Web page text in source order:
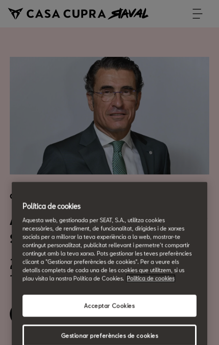
CASA SEAT TALKS
Afterwork El Periódico: Javier
Segura Zariquiey
24 de març
19:00h
Política de cookies
Aquesta web, gestionada per SEAT, S.A., utilitza cookies
necessàries, de rendiment, de funcionalitat, dirigides i de xarxes
socials per a millorar la teva experiència a la web, mostrar-te
contingut personalitzat, publicitat rellevant i permetre't compartir
contingut amb la teva xarxa. Pots gestionar les teves preferències
clicant a "Gestionar preferències de cookies". Per a veure els
detalls complets de cada una de les cookies que utilitzem, si us
plau visita la nostra Política de Cookies. Política de cookies
Acceptar Cookies
Gestionar preferències de cookies